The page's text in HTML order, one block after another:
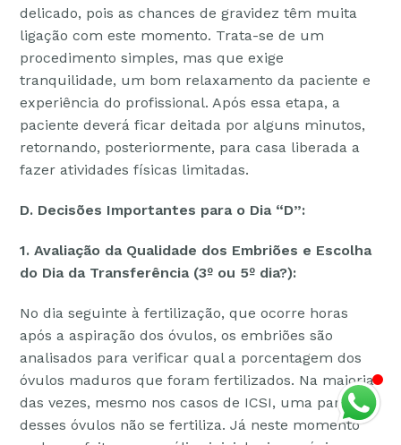
delicado, pois as chances de gravidez têm muita
ligação com este momento. Trata-se de um
procedimento simples, mas que exige
tranquilidade, um bom relaxamento da paciente e
experiência do profissional. Após essa etapa, a
paciente deverá ficar deitada por alguns minutos,
retornando, posteriormente, para casa liberada a
fazer atividades físicas limitadas.
D. Decisões Importantes para o Dia “D”:
1. Avaliação da Qualidade dos Embriões e Escolha
do Dia da Transferência (3º ou 5º dia?):
No dia seguinte à fertilização, que ocorre horas
após a aspiração dos óvulos, os embriões são
analisados para verificar qual a porcentagem dos
óvulos maduros que foram fertilizados. Na maioria
das vezes, mesmo nos casos de ICSI, uma parte
desses óvulos não se fertiliza. Já neste momento